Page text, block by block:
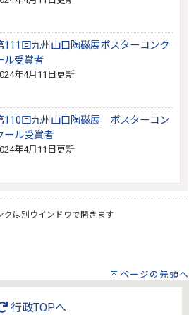
111回九州山口陶磁展ポスターコンク
ル受賞者
年4月11日更新
110回九州山口陶磁展 ポスターコン
ール受賞者
年4月11日更新
クは別ウインドウで開きます
ページの先頭へ
行政TOPへ